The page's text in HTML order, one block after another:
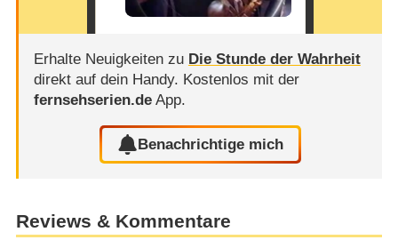
Erhalte Neuigkeiten zu Die Stunde der Wahrheit
direkt auf dein Handy. Kostenlos mit der
fernsehserien.deApp.
Benachrichtige mich
Reviews & Kommentare